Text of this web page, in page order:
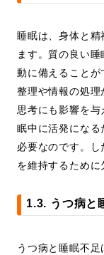
睡眠は、身体と精
ます。質の良い
動に備えること
整理や情報の処
思考にも影響を
眠中に活発になる
必要なのです。
を維持するために
1.3. うつ病と
うつ病と睡眠不